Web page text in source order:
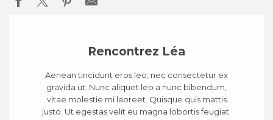
Rencontrez Léa
Aenean tincidunt eros leo, nec consectetur ex
gravida ut. Nunc aliquet leo a nunc bibendum,
vitae molestie mi laoreet. Quisque quis mattis
justo. Ut egestas velit eu magna lobortis feugiat.